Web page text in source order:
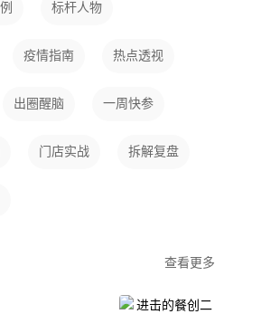
标杆人物
疫情指南 热点透视
出圈醒脑 一周快参
门店实战 拆解复盘
查看更多